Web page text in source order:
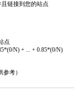
链接到您的站点
点
N) + ... + 0.85*(0/N)
考）